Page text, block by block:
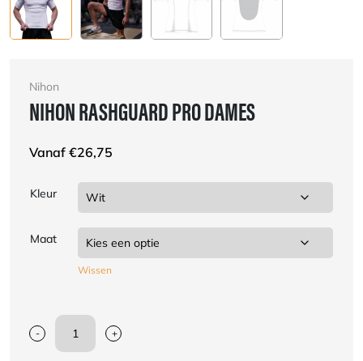
Nihon
NIHON RASHGUARD PRO DAMES
Vanaf €26,75
Kleur
Maat
Wissen
-
Nihon
+